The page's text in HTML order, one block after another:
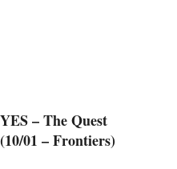
YES – The Quest
(10/01 – Frontiers)